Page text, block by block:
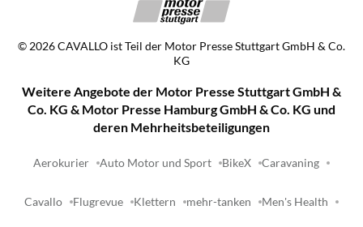
©2026CAVALLO ist Teil der Motor Presse Stuttgart GmbH & Co.
KG
Weitere Angebote der Motor Presse Stuttgart GmbH &
Co. KG & Motor Presse Hamburg GmbH & Co. KG und
deren Mehrheitsbeteiligungen
Aerokurier Auto Motor und Sport BikeX Caravaning
Cavallo Flugrevue Klettern mehr-tanken Men's Health